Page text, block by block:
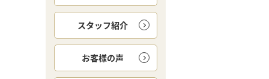
スタッフ紹介
お客様の声